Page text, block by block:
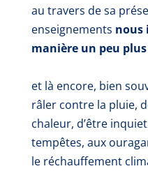
au travers de sa
enseignements nous
manière un peu
et là encore, bien
râler contre la pluie,
chaleur, d’être
tempêtes, aux
le réchauffement